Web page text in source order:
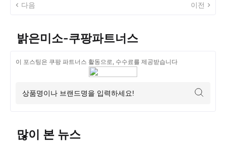
다음 이전
밝은미소-쿠팡파트너스
이 포스팅은 쿠팡 파트너스 활동으로, 수수료를 제공받습니다
많이 본 뉴스